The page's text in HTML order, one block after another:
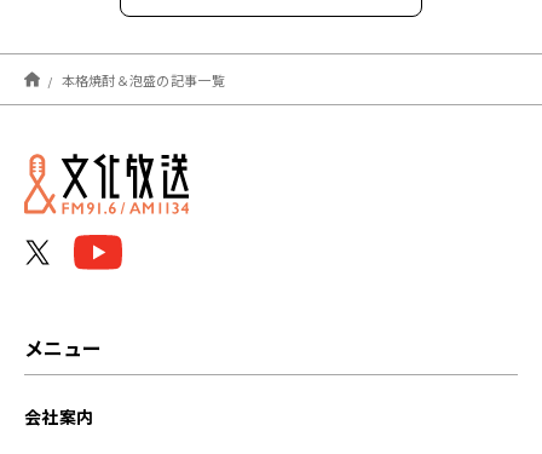
2024年09月
2023年11月
2023年10月
本格焼酎＆泡盛の記事一覧
メニュー
会社案内